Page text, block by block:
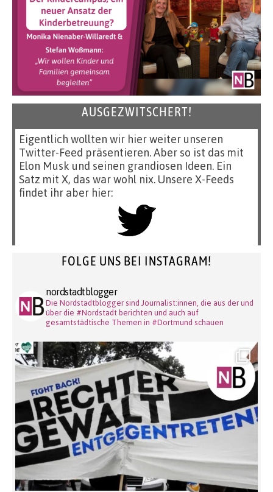
AUSGEZWITSCHERT!
Eigentlich wollten wir hier weiter unseren
Twitter-Feed präsentieren. Aber so ist das mit
Elon Musk und seinen grandiosen Ideen. Ein
Satz mit X, das war wohl nix. Unsere X-Feeds
findet ihr aber hier:
FOLGE UNS BEI INSTAGRAM!
nordstadtblogger
Die Nordstadtblogger sind Journalist:innen, die aus der und
über die #Nordstadt berichten und auch auf
gesamtstädtische Themen in #Dortmund schauen